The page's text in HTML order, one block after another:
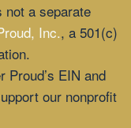
not a separate
Inc., a 501(c)
Proud’s EIN and
our nonprofit